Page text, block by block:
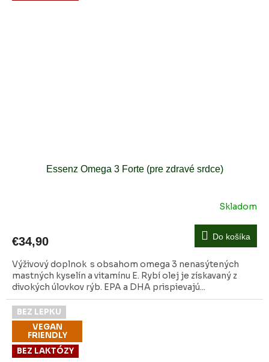
Essenz Omega 3 Forte (pre zdravé srdce)
Skladom
€34,90 Do košíka
Výživový doplnok s obsahom omega 3 nenasýtených
mastných kyselín a vitamínu E. Rybí olej je získavaný z
divokých úlovkov rýb. EPA a DHA prispievajú...
BEZ LEPKU
VEGAN
FRIENDLY
BEZ LAKTÓZY